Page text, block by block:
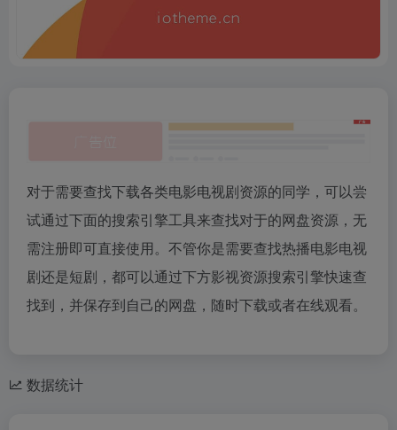
对于需要查找下载各类电影电视剧资源的同学，可以尝
试通过下面的搜索引擎工具来查找对于的网盘资源，无
需注册即可直接使用。不管你是需要查找热播电影电视
剧还是短剧，都可以通过下方影视资源搜索引擎快速查
找到，并保存到自己的网盘，随时下载或者在线观看。
数据统计